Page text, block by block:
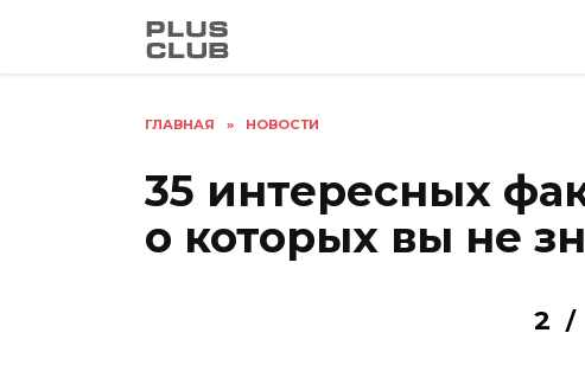
ГЛАВНАЯ » НОВОСТИ
35 интересных
о которых вы не
2 /